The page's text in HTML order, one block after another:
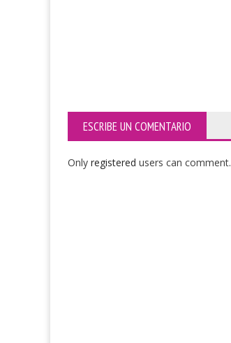
ESCRIBE UN COMENTARIO
Only registered users can comment.